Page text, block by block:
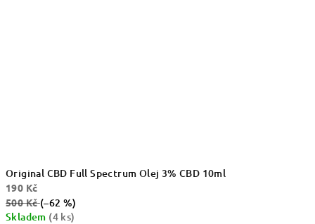
Original CBD Full Spectrum Olej 3% CBD 10ml
190 Kč
500 Kč(–62 %)
Skladem (4 ks)